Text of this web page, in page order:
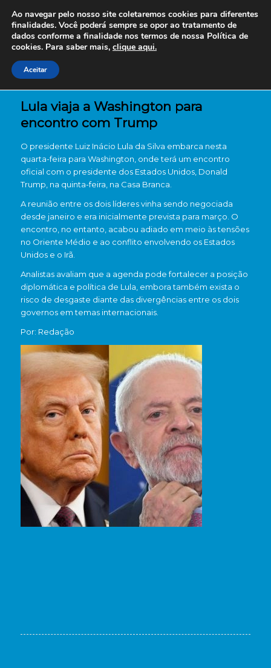
Lula viaja a Washington para
encontro com Trump
O presidente Luiz Inácio Lula da Silva embarca nesta
quarta-feira para Washington, onde terá um encontro
oficial com o presidente dos Estados Unidos, Donald
Trump , na quinta-feira, na Casa Branca.
A reunião entre os dois líderes vinha sendo negociada
desde janeiro e era inicialmente prevista para março. O
encontro, no entanto, acabou adiado em meio às tensões
no Oriente Médio e ao conflito envolvendo os Estados
Unidos e o Irã.
Analistas avaliam que a agenda pode fortalecer a posição
diplomática e política de Lula, embora também exista o
risco de desgaste diante das divergências entre os dois
governos em temas internacionais.
Por: Redação
Ao navegar pelo nosso site coletaremos cookies para diferentes
finalidades. Você poderá sempre se opor ao tratamento de
dados conforme a finalidade nos termos de nossa Política de
cookies. Para saber mais, clique aqui.
Aceitar